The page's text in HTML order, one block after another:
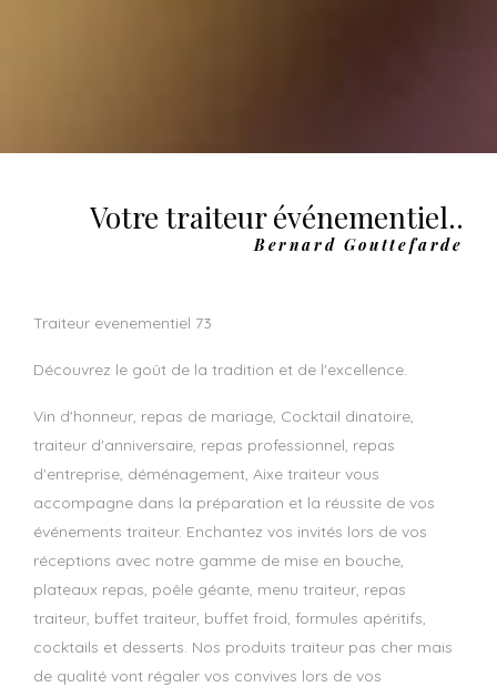
Votre traiteur événementiel..
Bernard Gouttefarde
traiteur evenementiel 73
Découvrez le goût de la tradition et de l'excellence.
Vin d'honneur, repas de mariage, Cocktail dinatoire,
traiteur d'anniversaire, repas professionnel, repas
d'entreprise, déménagement, Aixe traiteur vous
accompagne dans la préparation et la réussite de vos
événements traiteur. Enchantez vos invités lors de vos
réceptions avec notre gamme de mise en bouche,
plateaux repas, poêle géante, menu traiteur, repas
traiteur, buffet traiteur, buffet froid, formules apéritifs,
cocktails et desserts. Nos produits traiteur pas cher mais
de qualité vont régaler vos convives lors de vos